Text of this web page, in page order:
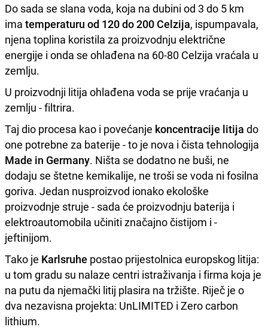
Do sada se slana voda, koja na dubini od 3 do 5 km
ima temperaturu od 120 do 200 Celzija, ispumpavala,
njena toplina koristila za proizvodnju električne
energije i onda se ohlađena na 60-80 Celzija vraćala u
zemlju.
U proizvodnji litija ohlađena voda se prije vraćanja u
zemlju - filtrira.
Taj dio procesa kao i povećanje koncentracije litija do
one potrebne za baterije - to je nova i čista tehnologija
Made in Germany. Ništa se dodatno ne buši, ne
dodaju se štetne kemikalije, ne troši se voda ni fosilna
goriva. Jedan nusproizvod ionako ekološke
proizvodnje struje - sada će proizvodnju baterija i
elektroautomobila učiniti značajno čistijom i -
jeftinijom.
Tako je Karlsruhe postao prijestolnica europskog litija:
u tom gradu su nalaze centri istraživanja i firma koja je
na putu da njemački litij plasira na tržište. Riječ je o
dva nezavisna projekta: UnLIMITED i Zero carbon
lithium.